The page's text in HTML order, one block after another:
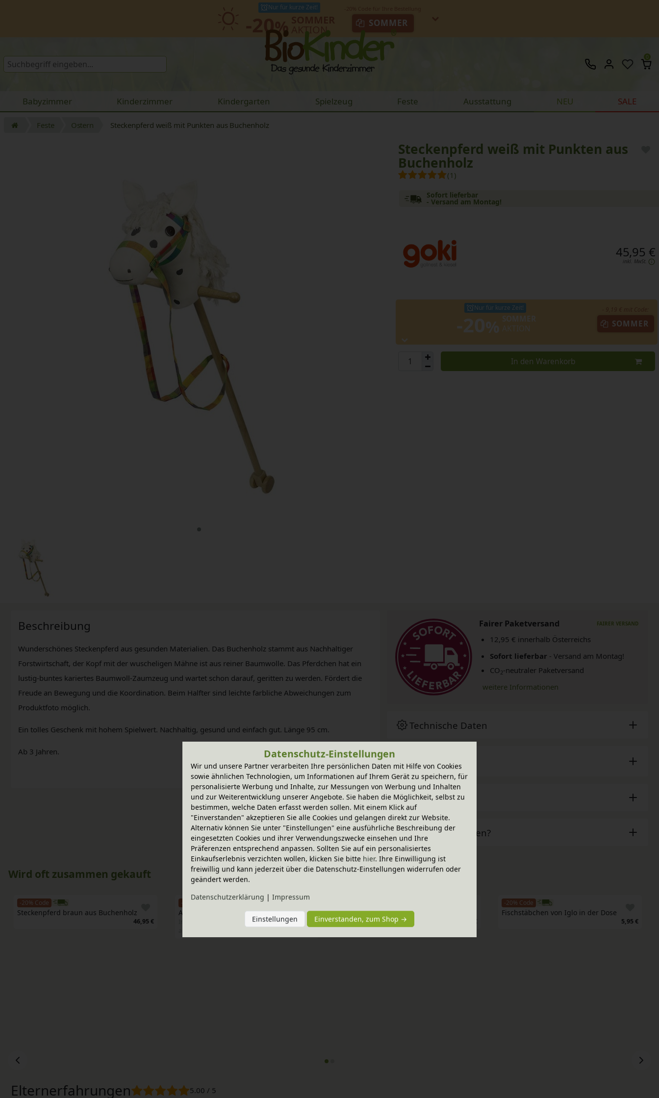
Nur für kurze Zeit!
-20% AKTION
SOMMER
0
Babyzimmer Kinderzimmer Kindergarten Spielzeug Feste Ausstattung NEU SALE
Feste Ostern Steckenpferd weiß mit Punkten aus Buchenholz
Steckenpferd weiß mit Punkten aus
Buchenholz
(1)
Sofort lieferbar
- Versand am Montag!
45,95 €
inkl. MwSt.
Nur für kurze Zeit!
SOMMER
In den Warenkorb
Beschreibung
Wunderschönes Steckenpferd aus gesunden Materialien. Das Buchenholz stammt aus Nachhaltiger
Forstwirtschaft, der Kopf mit der wuscheligen Mähne ist aus reiner Baumwolle. Das Pferdchen hat ein
lustig-buntes kariertes Baumwoll-Zaumzeug und wartet schon darauf, geritten zu werden. Fördert die
Freude an Bewegung und die Koordination. Beim Halfter sind leichte farbliche Abweichungen zum
Produktfoto möglich.
Ein tolles Geschenk mit hohem Spielwert. Nachhaltig, gesund und einfach gut. Länge 95 cm.
Ab 3 Jahren.
Fairer Paketversand
12,95 € innerhalb Österreichs
Sofort lieferbar - Versand am Montag!
CO2-neutraler Paketversand
weitere Informationen
Technische Daten
goki
Zubehör
Sie haben Fragen?
Wird oft zusammen gekauft
-20% Code
Steckenpferd braun aus Buchenholz
46,95 €
-20% Code Bestseller
Anna Spielhaus®
In verschiedenen Varianten
Arztkoffer
58,95 €
-20% Code
Fischstäbchen von Iglo in der Dose
5,95 €
Elternerfahrungen 5.00 / 5
Datenschutz-Einstellungen
Wir und unsere Partner verarbeiten Ihre persönlichen Daten mit Hilfe von Cookies
sowie ähnlichen Technologien, um Informationen auf Ihrem Gerät zu speichern, für
personalisierte Werbung und Inhalte, zur Messungen von Werbung und Inhalten
und zur Weiterentwicklung unserer Angebote. Sie haben die Möglichkeit, selbst zu
bestimmen, welche Daten erfasst werden sollen. Mit einem Klick auf
"Einverstanden" akzeptieren Sie alle Cookies und gelangen direkt zur Website.
Alternativ können Sie unter "Einstellungen" eine ausführliche Beschreibung der
eingesetzten Cookies und ihrer Verwendungszwecke einsehen und Ihre
Präferenzen entsprechend anpassen. Sollten Sie auf ein personalisiertes
Einkaufserlebnis verzichten wollen, klicken Sie bitte hier. Ihre Einwilligung ist
freiwillig und kann jederzeit über die Datenschutz-Einstellungen widerrufen oder
geändert werden.
Daten­schutz­erklärung | Impressum
Einstellungen Einverstanden, zum Shop →